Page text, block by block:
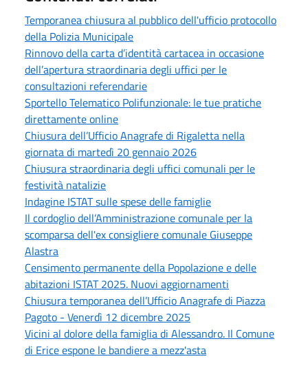
Temporanea chiusura al pubblico dell'ufficio protocollo
della Polizia Municipale
Rinnovo della carta d’identità cartacea in occasione
dell’apertura straordinaria degli uffici per le
consultazioni referendarie
Sportello Telematico Polifunzionale: le tue pratiche
direttamente online
Chiusura dell’Ufficio Anagrafe di Rigaletta nella
giornata di martedì 20 gennaio 2026
Chiusura straordinaria degli uffici comunali per le
festività natalizie
Indagine ISTAT sulle spese delle famiglie
Il cordoglio dell’Amministrazione comunale per la
scomparsa dell'ex consigliere comunale Giuseppe
Alastra
Censimento permanente della Popolazione e delle
abitazioni ISTAT 2025. Nuovi aggiornamenti
Chiusura temporanea dell’Ufficio Anagrafe di Piazza
Pagoto - Venerdì 12 dicembre 2025
Vicini al dolore della famiglia di Alessandro. Il Comune
di Erice espone le bandiere a mezz'asta